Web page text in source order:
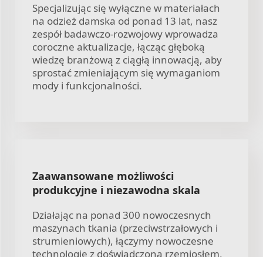
Specjalizując się wyłączne w materiałach
na odzież damska od ponad 13 lat, nasz
zespół badawczo-rozwojowy wprowadza
coroczne aktualizacje, łącząc głęboką
wiedzę branżową z ciągłą innowacją, aby
sprostać zmieniającym się wymaganiom
mody i funkcjonalności.
Zaawansowane możliwości
produkcyjne i niezawodna skala
Działając na ponad 300 nowoczesnych
maszynach tkania (przeciwstrzałowych i
strumieniowych), łączymy nowoczesne
technologie z doświadczoną rzemiosłem,